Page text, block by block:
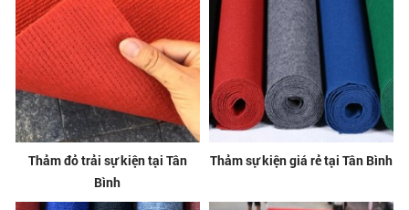
Thảm đỏ trải sự kiện tại Tân
Bình
Thảm sự kiện giá rẻ tại Tân Bình